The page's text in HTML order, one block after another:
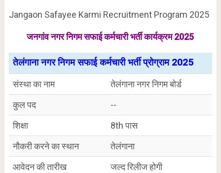
Jangaon Safayee Karmi Recruitment Program 2025
जनगांव नगर निगम सफाई कर्मचारी भर्ती कार्यक्रम 2025
तेलंगाना नगर निगम सफाई कर्मचारी भर्ती प्रोग्राम 2025
संस्था का नाम
तेलंगाना नगर निगम बोर्ड
कुल पद
--
शिक्षा
8th पास
नौकरी करने का स्थान
तेलंगाना
आवेदन की तारीख
जल्द रिलीज होगी